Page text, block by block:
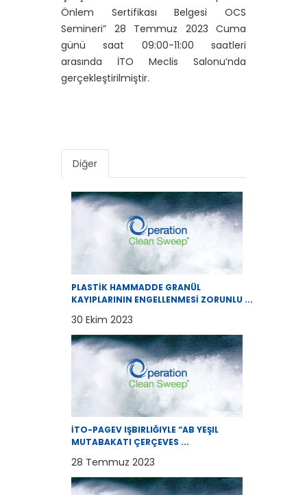
Önlem Sertifikası Belgesi OCS
Semineri” 28 Temmuz 2023 Cuma
günü saat 09:00-11:00 saatleri
arasında İTO Meclis Salonu’nda
gerçekleştirilmiştir.
Diğer
PLASTİK HAMMADDE GRANÜL
KAYIPLARININ ENGELLENMESİ ZORUNLU ...
30 Ekim 2023
İTO-PAGEV IŞBIRLIĞIYLE “AB YEŞIL
MUTABAKATI ÇERÇEVES ...
28 Temmuz 2023